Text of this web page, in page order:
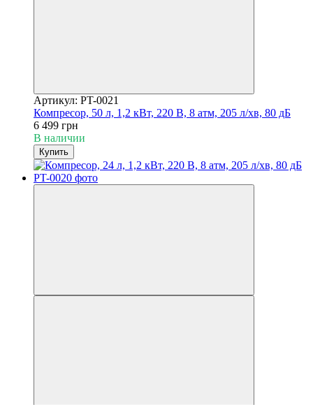
Артикул: PT-0021
Компресор, 50 л, 1,2 кВт, 220 В, 8 атм, 205 л/хв, 80 дБ
6 499 грн
В наличии
Купить